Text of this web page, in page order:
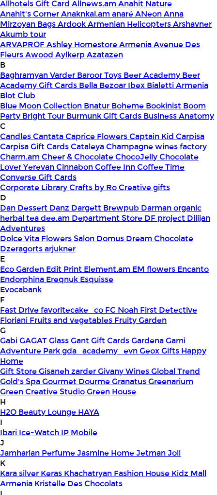
Allhotels Gift Card Allnews.am Anahit Nature
Anahit's CornerAnaknkal.am anaréANeonAnna
Mirzoyan BagsArdookArmenian HelicoptersArshavner
Akumb tour
ARVAPROF Ashley Homestore ArmeniaAvenue Des
FleursAwood Aylkerp Azatazen
B
Baghramyan Varder Baroor Toys Beer Academy Beer
Academy Gift Cards Bella Bezoar Ibex Bialetti Armenia
Blot Club
Blue Moon Collection Bnatur Boheme Bookinist Boom
Party Bright Tour Burmunk Gift Cards Business Anatomy
C
CandlesCantataCaprice FlowersCaptain Kid Carpisa
Carpisa Gift CardsCataleyaChampagne wines factory
Charm.am Cheer & ChocolateChocoJellyChocolate
Lover YerevanCinnabonCoffee InnCoffee Time
Converse Gift Cards
Corporate LibraryCrafts by RoCreative gifts
D
Dan Dessert Danz Dargett Brewpub Darman organic
herbal teadee.am Department Store DF project Dilijan
Adventures
Dolce Vita Flowers Salon Domus Dream Chocolate
Dzeragorts arjukner
E
Eco Garden Edit Print Element.am EM flowers Encanto
Endorphina Ereqnuk Esquisse
Evocabank
F
Fast Drivefavoritecake_co FC Noah First Detective
Floriani Fruits and vegetables Fruity Garden
G
GabiGAGAT GlassGant Gift CardsGardenaGarni
Adventure Parkgda_academy_evnGeoxGifts Happy
Home
Gift StoreGisaneh zarderGivany WinesGlobal Trend
Gold's SpaGourmet DourmeGranatusGreenarium
Green Creative StudioGreen House
H
H2O Beauty Lounge HAYA
I
Ibari Ice-Watch IP Mobile
J
Jamharian PerfumeJasmine HomeJetmanJoli
K
Kara silver Keras Khachatryan Fashion House Kidz Mall
Armenia Kristelle Des Chocolats